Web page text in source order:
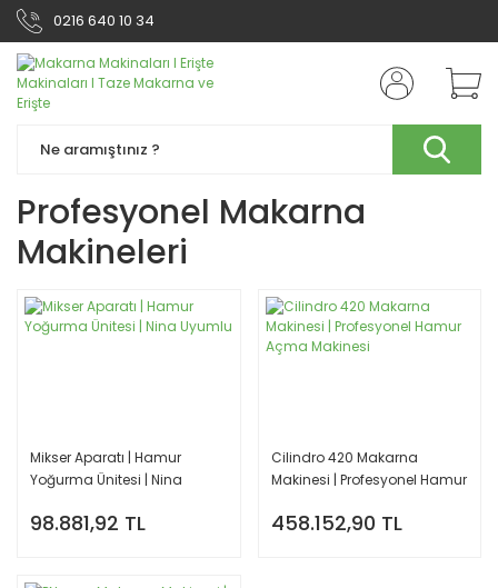
0216 640 10 34
Profesyonel Makarna
Makineleri
Mikser Aparatı | Hamur
Yoğurma Ünitesi | Nina
98.881,92 TL
Cilindro 420 Makarna
Makinesi | Profesyonel Hamur
458.152,90 TL